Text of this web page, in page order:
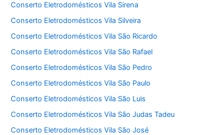
Conserto Eletrodomésticos Vila Sirena
Conserto Eletrodomésticos Vila Silveira
Conserto Eletrodomésticos Vila São Ricardo
Conserto Eletrodomésticos Vila São Rafael
Conserto Eletrodomésticos Vila São Pedro
Conserto Eletrodomésticos Vila São Paulo
Conserto Eletrodomésticos Vila São Luis
Conserto Eletrodomésticos Vila São Judas Tadeu
Conserto Eletrodomésticos Vila São José